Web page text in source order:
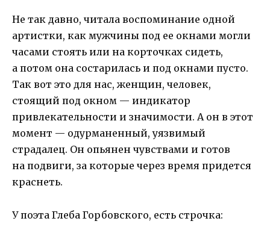
Не так давно, читала воспоминание одной
артистки, как мужчины под ее окнами могли
часами стоять или на корточках сидеть,
а потом она состарилась и под окнами пусто.
Так вот это для нас, женщин, человек,
стоящий под окном — индикатор
привлекательности и значимости. А он в этот
момент — одурманенный, уязвимый
страдалец. Он опьянен чувствами и готов
на подвиги, за которые через время придется
краснеть.
У поэта Глеба Горбовского, есть строчка: